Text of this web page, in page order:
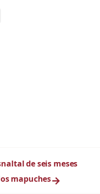
de seis meses
mapuches→